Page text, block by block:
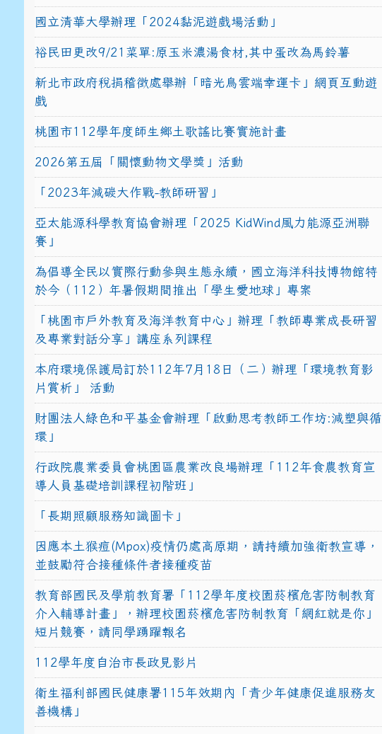
國立清華大學辦理「2024黏泥遊戲場活動」
裕民田更改9/21菜單:原玉米濃湯食材,其中蛋改為馬鈴薯
新北市政府稅捐稽徵處舉辦「暗光鳥雲端幸運卡」網頁互動遊
戲
桃園市112學年度師生鄉土歌謠比賽實施計畫
2026第五屆「關懷動物文學獎」活動
「2023年減碳大作戰-教師研習」
亞太能源科學教育協會辦理「2025 KidWind風力能源亞洲聯
賽」
為倡導全民以實際行動參與生態永續，國立海洋科技博物館特
於今（112）年暑假期間推出「學生愛地球」專案
「桃園市戶外教育及海洋教育中心」辦理「教師專業成長研習
及專業對話分享」講座系列課程
本府環境保護局訂於112年7月18日（二）辦理「環境教育影
片賞析」 活動
財團法人綠色和平基金會辦理「啟動思考教師工作坊:減塑與循
環」
行政院農業委員會桃園區農業改良場辦理「112年食農教育宣
導人員基礎培訓課程初階班」
「長期照顧服務知識圖卡」
因應本土猴痘(Mpox)疫情仍處高原期，請持續加強衛教宣導，
並鼓勵符合接種條件者接種疫苗
教育部國民及學前教育署「112學年度校園菸檳危害防制教育
介入輔導計畫」，辦理校園菸檳危害防制教育「網紅就是你」
短片競賽，請同學踴躍報名
112學年度自治市長政見影片
衛生福利部國民健康署115年效期內「青少年健康促進服務友
善機構」